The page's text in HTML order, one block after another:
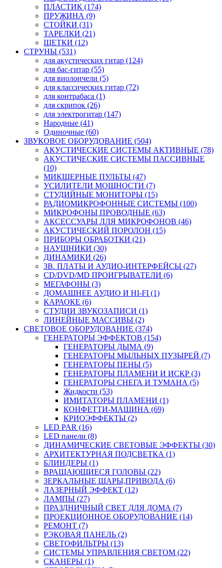
ПЛАСТИК (174)
ПРУЖИНА (9)
СТОЙКИ (31)
ТАРЕЛКИ (21)
ЩЕТКИ (12)
СТРУНЫ (531)
для акустических гитар (124)
для бас-гитар (55)
для виолончели (5)
для классических гитар (72)
для контрабаса (1)
для скрипок (26)
для электрогитар (147)
Народные (41)
Одиночные (60)
ЗВУКОВОЕ ОБОРУДОВАНИЕ (504)
АКУСТИЧЕСКИЕ СИСТЕМЫ АКТИВНЫЕ (78)
АКУСТИЧЕСКИЕ СИСТЕМЫ ПАССИВНЫЕ
(10)
МИКШЕРНЫЕ ПУЛЬТЫ (47)
УСИЛИТЕЛИ МОЩНОСТИ (7)
СТУДИЙНЫЕ МОНИТОРЫ (15)
РАДИОМИКРОФОННЫЕ СИСТЕМЫ (100)
МИКРОФОНЫ ПРОВОДНЫЕ (63)
АКСЕССУАРЫ ЛЛЯ МИКРОФОНОВ (46)
АКУСТИЧЕСКИЙ ПОРОЛОН (15)
ПРИБОРЫ ОБРАБОТКИ (21)
НАУШНИКИ (30)
ДИНАМИКИ (26)
ЗВ. ПЛАТЫ И АУДИО-ИНТЕРФЕЙСЫ (27)
CD/DVD/MD ПРОИГРЫВАТЕЛИ (6)
МЕГАФОНЫ (3)
ДОМАШНЕЕ АУДИО И HI-FI (1)
КАРАОКЕ (6)
СТУДИИ ЗВУКОЗАПИСИ (1)
ЛИНЕЙНЫЕ МАССИВЫ (2)
СВЕТОВОЕ ОБОРУДОВАНИЕ (374)
ГЕНЕРАТОРЫ ЭФФЕКТОВ (154)
ГЕНЕРАТОРЫ ДЫМА (9)
ГЕНЕРАТОРЫ МЫЛЬНЫХ ПУЗЫРЕЙ (7)
ГЕНЕРАТОРЫ ПЕНЫ (5)
ГЕНЕРАТОРЫ ПЛАМЕНИ И ИСКР (3)
ГЕНЕРАТОРЫ СНЕГА И ТУМАНА (5)
Жидкости (53)
ИМИТАТОРЫ ПЛАМЕНИ (1)
КОНФЕТТИ-МАШИНА (69)
КРИОЭФФЕКТЫ (2)
LED PAR (16)
LED панели (8)
ДИНАМИЧЕСКИЕ СВЕТОВЫЕ ЭФФЕКТЫ (30)
АРХИТЕКТУРНАЯ ПОДСВЕТКА (1)
БЛИНДЕРЫ (1)
ВРАЩАЮЩИЕСЯ ГОЛОВЫ (22)
ЗЕРКАЛЬНЫЕ ШАРЫ,ПРИВОДА (6)
ЛАЗЕРНЫЙ ЭФФЕКТ (12)
ЛАМПЫ (27)
ПРАЗДНИЧНЫЙ СВЕТ ДЛЯ ДОМА (7)
ПРОЕКЦИОННОЕ ОБОРУДОВАНИЕ (14)
РЕМОНТ (7)
РЭКОВАЯ ПАНЕЛЬ (2)
СВЕТОФИЛЬТРЫ (13)
СИСТЕМЫ УПРАВЛЕНИЯ СВЕТОМ (22)
СКАНЕРЫ (1)